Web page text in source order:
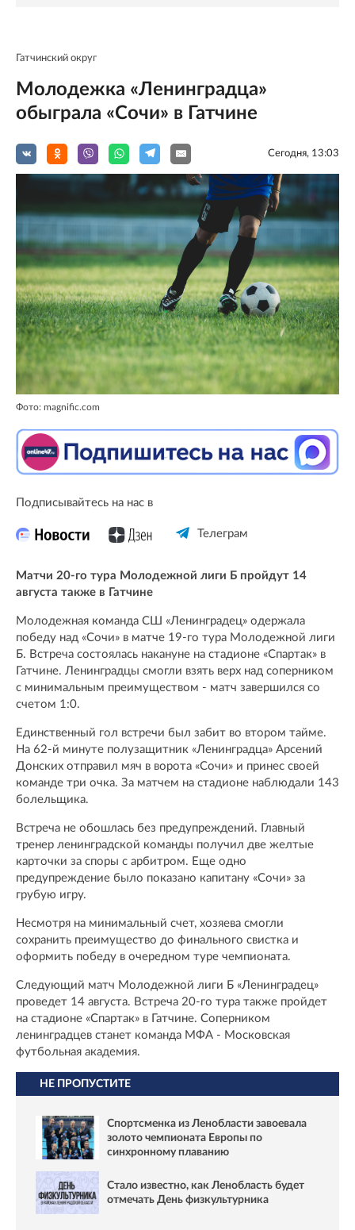
Гатчинский округ
Молодежка «Ленинградца»
обыграла «Сочи» в Гатчине
Сегодня, 13:03
Фото: magnific.com
Подписывайтесь на нас в
Телеграм
Матчи 20-го тура Молодежной лиги Б пройдут 14
августа также в Гатчине
Молодежная команда СШ «Ленинградец» одержала
победу над «Сочи» в матче 19-го тура Молодежной лиги
Б. Встреча состоялась накануне на стадионе «Спартак» в
Гатчине. Ленинградцы смогли взять верх над соперником
с минимальным преимуществом - матч завершился со
счетом 1:0.
Единственный гол встречи был забит во втором тайме.
На 62-й минуте полузащитник «Ленинградца» Арсений
Донских отправил мяч в ворота «Сочи» и принес своей
команде три очка. За матчем на стадионе наблюдали 143
болельщика.
Встреча не обошлась без предупреждений. Главный
тренер ленинградской команды получил две желтые
карточки за споры с арбитром. Еще одно
предупреждение было показано капитану «Сочи» за
грубую игру.
Несмотря на минимальный счет, хозяева смогли
сохранить преимущество до финального свистка и
оформить победу в очередном туре чемпионата.
Следующий матч Молодежной лиги Б «Ленинградец»
проведет 14 августа. Встреча 20-го тура также пройдет
на стадионе «Спартак» в Гатчине. Соперником
ленинградцев станет команда МФА - Московская
футбольная академия.
НЕ ПРОПУСТИТЕ
Спортсменка из Ленобласти завоевала
золото чемпионата Европы по
синхронному плаванию
Стало известно, как Ленобласть будет
отмечать День физкультурника